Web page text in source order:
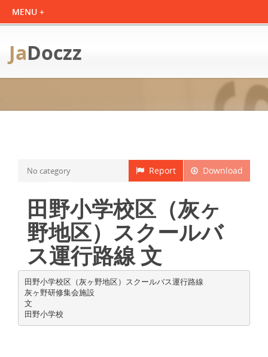
JaDoczz
Download
Report
No category
田野小学校区（灰ヶ
野地区）スクールバ
ス運行路線 文
田野小学校区（灰ヶ野地区）スクールバス運行路線
灰ヶ野研修集会施設
文